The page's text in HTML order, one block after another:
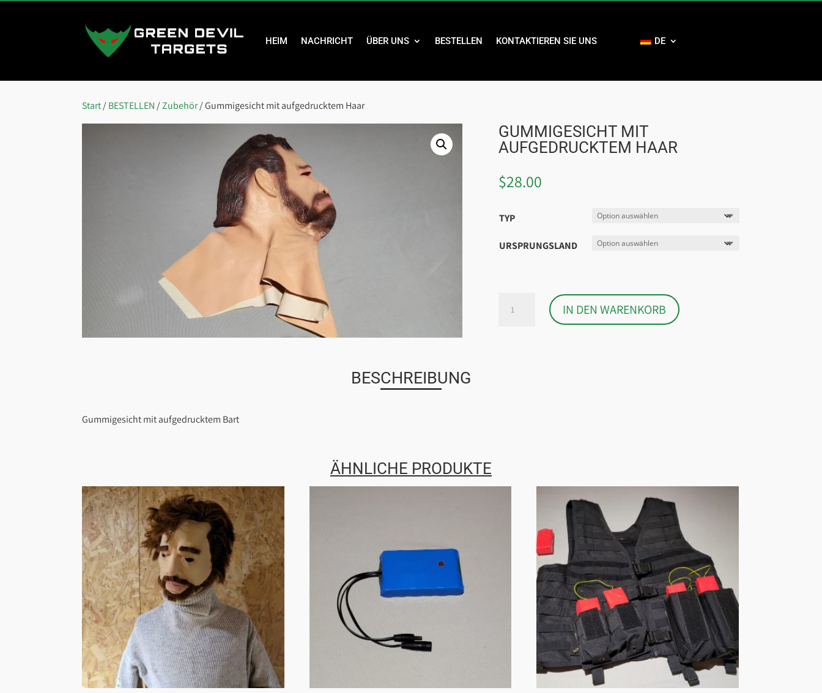
HEIM NACHRICHT ÜBER UNS BESTELLEN KONTAKTIEREN SIE UNS DE
Start/BESTELLEN /Zubehör/ Gummigesicht mit aufgedrucktem Haar
GUMMIGESICHT MIT
AUFGEDRUCKTEM HAAR
$28.00
TYP
URSPRUNGSLAND
FACE
IN DEN WARENKORB
BESCHREIBUNG
Gummigesicht mit aufgedrucktem Bart
ÄHNLICHE PRODUKTE